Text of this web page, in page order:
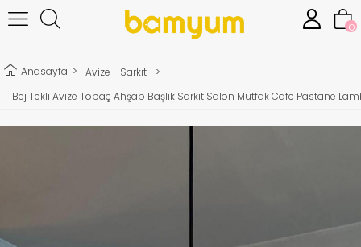
0
Anasayfa > Avize - Sarkıt
>
Bej Tekli Avize Topaç Ahşap Başlık Sarkıt Salon Mutfak Cafe Pastane